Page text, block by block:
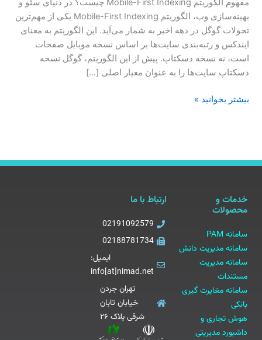
مفهوم الگوریتم Mobile-First Indexing چیست؟ در دنیای سئو و
بهینه‌سازی وب، الگوریتم Mobile-First Indexing یکی از مهم‌ترین
تحولات گوگل در دهه اخیر به شمار می‌آید. این الگوریتم به معنای
ایندکس و رتبه‌بندی سایت‌ها بر اساس نسخه موبایل صفحات
است، نه نسخه دسکتاپ. پیش از این الگوریتم، گوگل نسخه
دسکتاپ سایت‌ها را به عنوان معیار اصلی […]
بیشتر بخوانید »
خدمات و
محصولات
سامانه PAM
سامانه مدیریت دانش
سامانه مدیریت
مستندات
سامانه مغایرت گیری
بانکی
هوش تجاری و
داشبورد مدیریتی
ارتباط با ما
02191092579
02188781734
ایمیل:
info[at]nimad.net
تهران جردن
خیابان تابان
شرقی پلاک ۲۶